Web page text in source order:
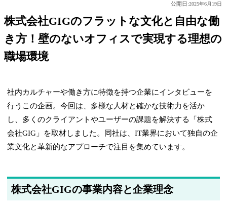
公開日:2025年6月19日
株式会社GIGのフラットな文化と自由な働
き方！壁のないオフィスで実現する理想の
職場環境
社内カルチャーや働き方に特徴を持つ企業にインタビューを
行うこの企画。今回は、多様な人材と確かな技術力を活か
し、多くのクライアントやユーザーの課題を解決する「株式
会社GIG」を取材しました。同社は、IT業界において独自の企
業文化と革新的なアプローチで注目を集めています。
株式会社GIGの事業内容と企業理念